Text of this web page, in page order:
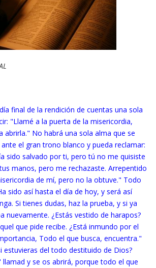
final de la rendición de cuentas una sola
"Llamé a la puerta de la misericordia,
abrirla." No habrá una sola alma que se
el gran trono blanco y pueda reclamar:
sido salvado por ti, pero tú no me quisiste
manos, pero me rechazaste. Arrepentido
de mí, pero no la obtuve." Todo
sido así hasta el día de hoy, y será así
Si tienes dudas, haz la prueba, y si ya
nuevamente. ¿Estás vestido de harapos?
que pide recibe. ¿Está inmundo por el
Todo el que busca, encuentra."
estuvieras del todo destituido de Dios?
y se os abrirá, porque todo el que